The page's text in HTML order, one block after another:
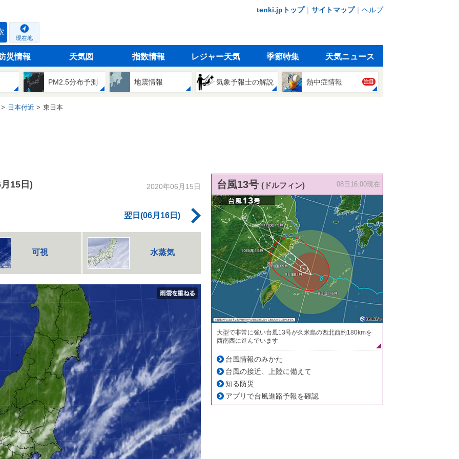
tenki.jpトップ｜ サイトマップ｜ ヘルプ
現在地
災情報 天気図 指数情報 レジャー天気 季節特集 天気ニュース
PM2.5分布予測 地震情報 気象予報士の解説 熱中症情報 注目
日本付近 東日本
15日) 2020年06月15日
翌日(06月16日)
可視 水蒸気
台風13号 (ドルフィン) 08日16:00現在
大型で非常に強い台風13号が久米島の西北西約180kmを
西南西に進んでいます
台風情報のみかた
台風の接近、上陸に備えて
知る防災
アプリで台風進路予報を確認